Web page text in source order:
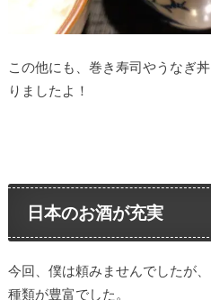
この他にも、巻き寿司やうなぎ
りましたよ！
日本のお酒が充実
今回、僕は頼みませんでしたが
種類が豊富でした。